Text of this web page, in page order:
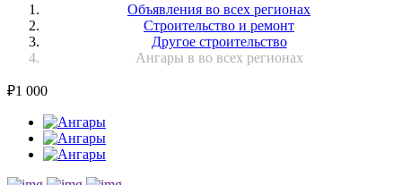
Объявления во всех регионах
Строительство и ремонт
Другое строительство
Ангары в во всех регионах
₽1 000